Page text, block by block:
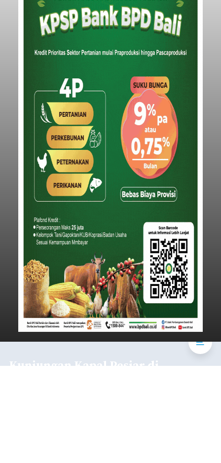
Kunjungan Kapal Pesiar di